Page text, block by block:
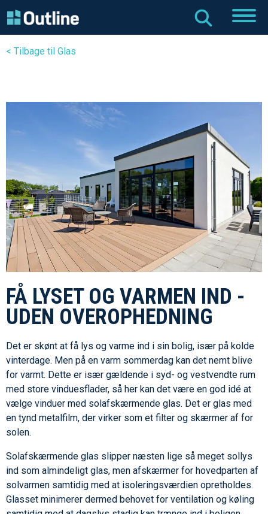
< Tilbage til Glas
FÅ LYSET OG VARMEN IND -
UDEN OVEROPHEDNING
Det er skønt at få lys og varme ind i sin bolig, især på kolde
vinterdage. Men på en varm sommerdag kan det nemt blive
for varmt. Dette er især gældende i syd- og vestvendte rum
med store vinduesflader, så her kan det være en god idé at
vælge vinduer med solafskærmende glas. Det er glas med
en tynd metalfilm, der virker som et filter og skærmer af for
solen.
Solafskærmende glas slipper næsten lige så meget sollys
ind som almindeligt glas, men afskærmer for hovedparten af
solvarmen samtidig med at isoleringsværdien opretholdes.
Glasset minimerer dermed behovet for ventilation og køling